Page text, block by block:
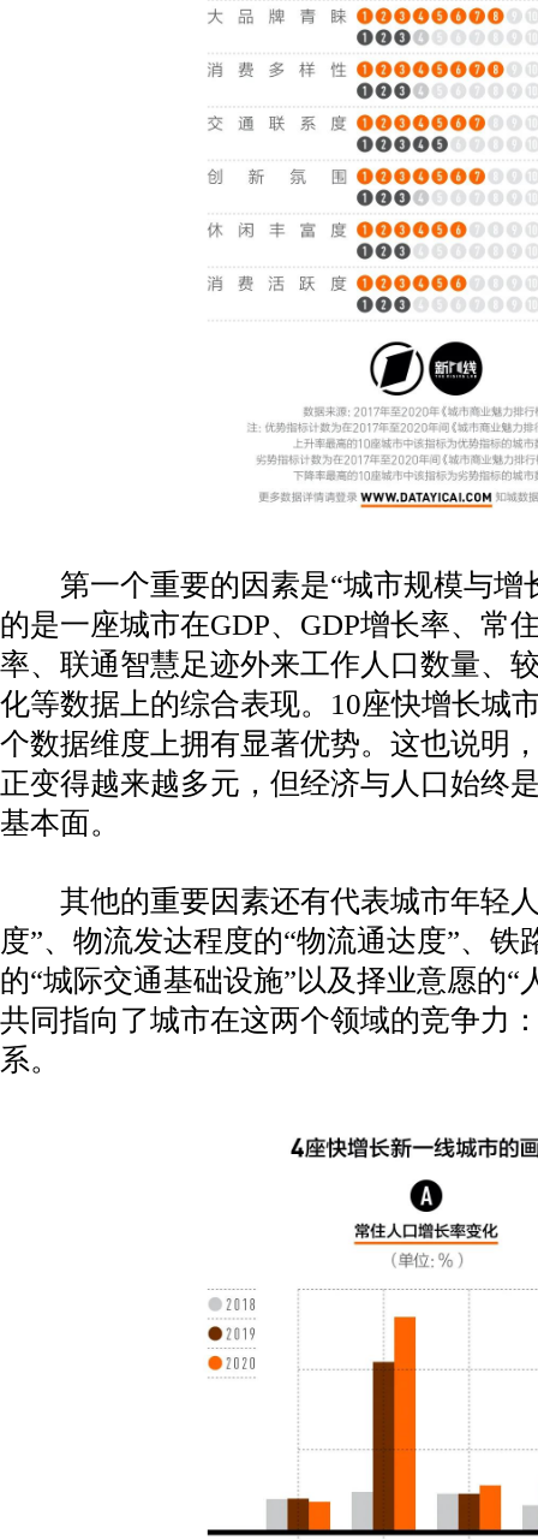
第一个重要的因素是“城市规模与增
的是一座城市在GDP、GDP增长率、常
率、联通智慧足迹外来工作人口数量、
化等数据上的综合表现。10座快增长城
个数据维度上拥有显著优势。这也说明
正变得越来越多元，但经济与人口始终
基本面。
其他的重要因素还有代表城市年轻人
度”、物流发达程度的“物流通达度”、铁
的“城际交通基础设施”以及择业意愿的“
共同指向了城市在这两个领域的竞争力
系。